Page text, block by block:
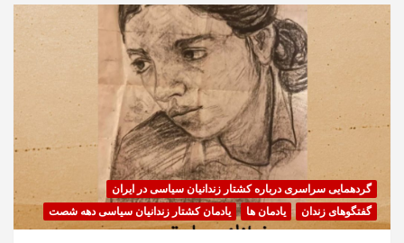
گردهمایی سراسری درباره کشتار زندانیان سیاسی در ایران
گفتگوهای زندان
یادمان ها یادمان کشتار زندانیان سیاسی دهه شصت